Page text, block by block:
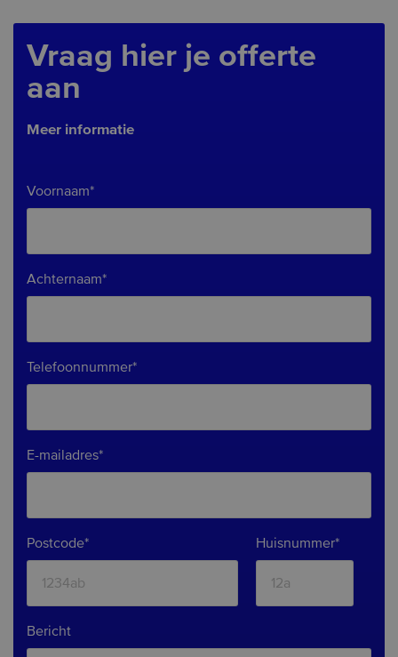
Vraag hier je offerte
aan
Meer informatie
Voornaam*
Achternaam*
Telefoonnummer*
E-mailadres*
Postcode* Huisnummer*
Bericht